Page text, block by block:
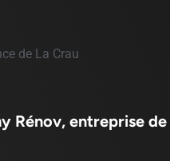
de La Crau
Rénov, entreprise